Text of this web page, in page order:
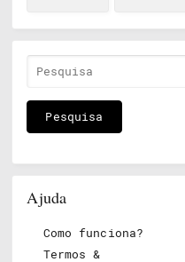
Ajuda
Como funciona?
Termos &